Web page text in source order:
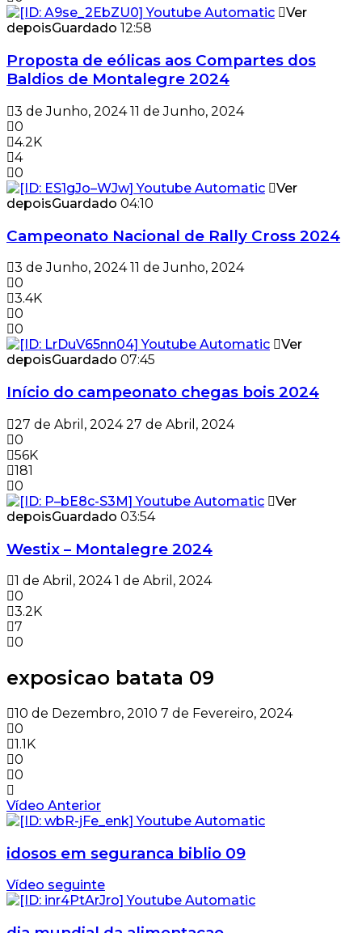
Ver
depoisGuardado 12:58
Proposta de eólicas aos Compartes dos
Baldios de Montalegre 2024
3 de Junho, 2024 11 de Junho, 2024
0
4.2K
4
0
Ver
depoisGuardado 04:10
Campeonato Nacional de Rally Cross 2024
3 de Junho, 2024 11 de Junho, 2024
0
3.4K
0
0
Ver
depoisGuardado 07:45
Início do campeonato chegas bois 2024
27 de Abril, 2024 27 de Abril, 2024
0
56K
181
0
Ver
depoisGuardado 03:54
Westix – Montalegre 2024
1 de Abril, 2024 1 de Abril, 2024
0
3.2K
7
0
exposicao batata 09
10 de Dezembro, 2010 7 de Fevereiro, 2024
0
1.1K
0
0
Vídeo Anterior
idosos em seguranca biblio 09
Vídeo seguinte